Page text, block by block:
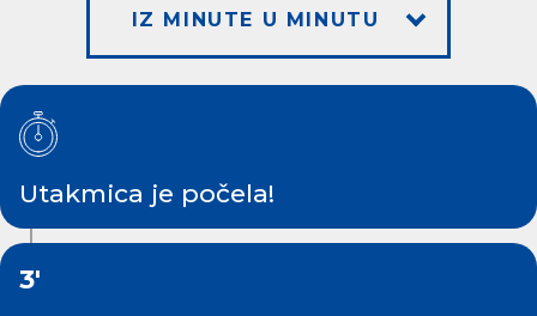
IZ MINUTE U MINUTU
Utakmica je počela!
3'